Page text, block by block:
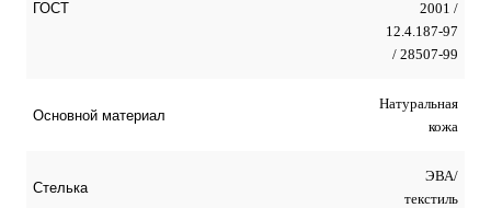
ГОСТ
2001 /
12.4.187-97
/ 28507-99
Оcновной материал
Натуральная
кожа
Стелька
ЭВА/
текстиль